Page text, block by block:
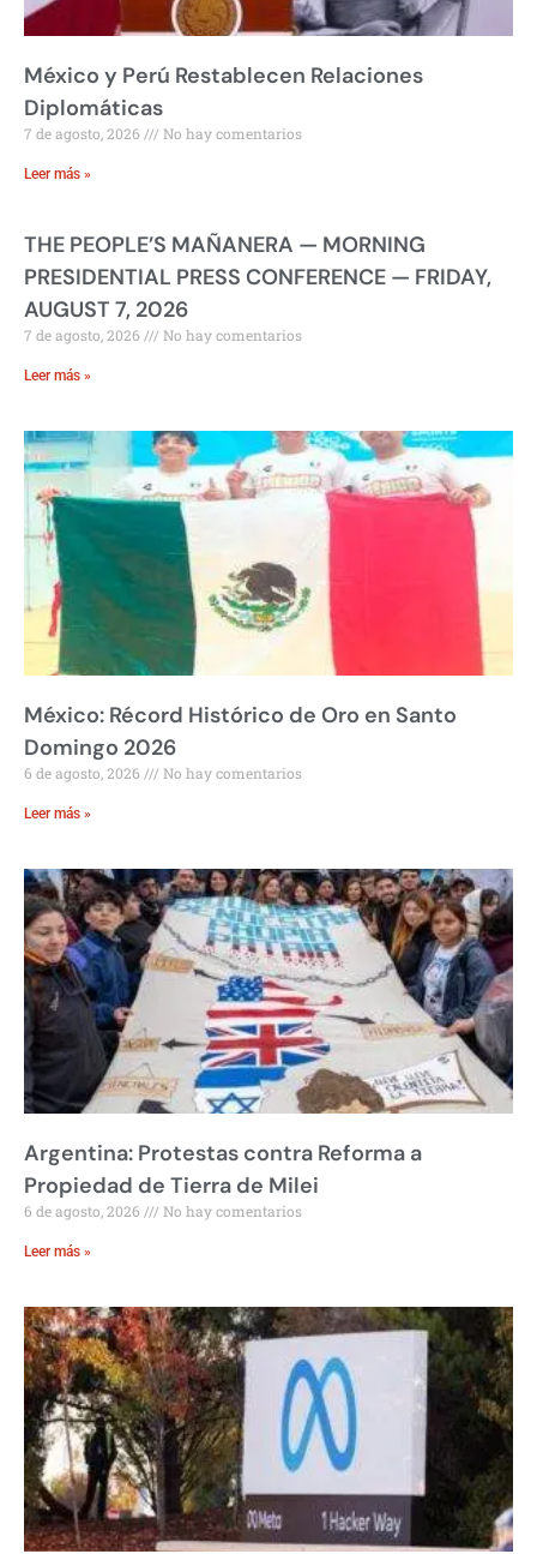
México y Perú Restablecen Relaciones
Diplomáticas
7 de agosto, 2026 No hay comentarios
Leer más »
THE PEOPLE’S MAÑANERA — MORNING
PRESIDENTIAL PRESS CONFERENCE — FRIDAY,
AUGUST 7, 2026
7 de agosto, 2026 No hay comentarios
Leer más »
México: Récord Histórico de Oro en Santo
Domingo 2026
6 de agosto, 2026 No hay comentarios
Leer más »
Argentina: Protestas contra Reforma a
Propiedad de Tierra de Milei
6 de agosto, 2026 No hay comentarios
Leer más »